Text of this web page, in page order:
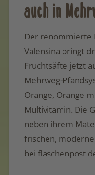
auch in
Der renommierte
Valensina bringt
Fruchtsäfte jetzt
Mehrweg-
Orange, Orange
Multivitamin. Die
neben ihrem
frischen,
bei